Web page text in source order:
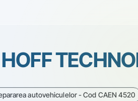
autovehiculelor - Cod CAEN 4520